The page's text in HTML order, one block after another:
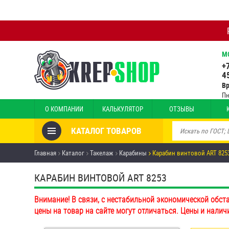
О КОМПАНИИ КАЛЬКУЛЯТОР ОТЗЫВЫ
КАТАЛОГ ТОВАРОВ
Товары со скидкой
Анкеры
Антивандальный крепёж,
инструмент
Болты и винты
Главная Каталог Такелаж Карабины Карабин винтовой ART
КАРАБИН ВИНТОВОЙ ART 8253
Внимание! В связи, с нестабильной экономической
цены на товар на сайте могут отличаться. Цены и